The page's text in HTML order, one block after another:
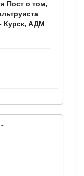
Пост о том,
Курск, АДМ